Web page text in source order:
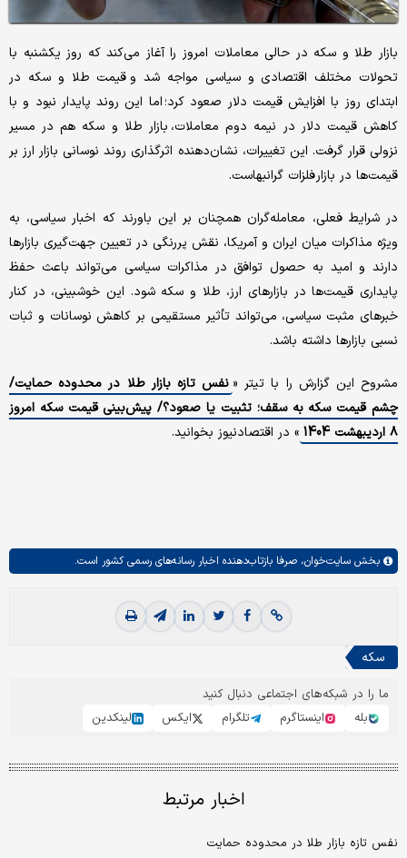
بازار طلا و سکه در حالی معاملات امروز را آغاز می‌کند که روز یکشنبه با
تحولات مختلف اقتصادی و سیاسی مواجه شد و قیمت طلا و سکه در
ابتدای روز با افزایش قیمت دلار صعود کرد؛ اما این روند پایدار نبود و با
کاهش قیمت دلار در نیمه دوم معاملات، بازار طلا و سکه هم در مسیر
نزولی قرار گرفت. این تغییرات، نشان‌دهنده اثرگذاری روند نوسانی بازار ارز بر
قیمت‌ها در بازار فلزات گرانبهاست.
در شرایط فعلی، معامله‌گران همچنان بر این باورند که اخبار سیاسی، به
ویژه مذاکرات میان ایران و آمریکا، نقش پررنگی در تعیین جهت‌گیری بازارها
دارند و امید به حصول توافق در مذاکرات سیاسی می‌تواند باعث حفظ
پایداری قیمت‌ها در بازارهای ارز، طلا و سکه شود. این خوشبینی، در کنار
خبرهای مثبت سیاسی، می‌تواند تأثیر مستقیمی بر کاهش نوسانات و ثبات
نسبی بازارها داشته باشد.
مشروح این گزارش را با تیتر « نفس تازه بازار طلا در محدوده حمایت/
چشم قیمت سکه به سقف؛ تثبیت یا صعود؟/ پیش‌بینی قیمت سکه امروز
۸ اردیبهشت 1404
» در اقتصادنیوز بخوانید.
بخش سایت‌خوان، صرفا بازتاب‌دهنده اخبار رسانه‌های رسمی کشور است.
سکه
ما را در شبکه‌های اجتماعی دنبال کنید
بله
اینستاگرم تلگرام ایکس لینکدین
اخبار مرتبط
نفس تازه بازار طلا در محدوده حمایت